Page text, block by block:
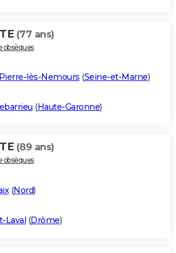
(77 ans)
obsèques
lès-Nemours (Seine-et-Marne)
(Haute-Garonne)
(89 ans)
obsèques
(Nord)
Laval (Drôme)